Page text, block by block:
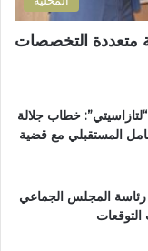
متعددة التخصصات
“لتازاسيتي”: خطاب جلالة
المستقبلي مع قضية
المجلس الجماعي